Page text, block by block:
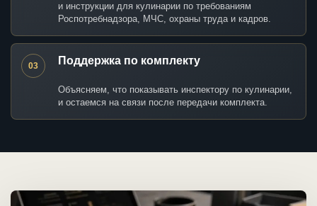
и инструкции для кулинарии по требованиям
Роспотребнадзора, МЧС, охраны труда и кадров.
03 Поддержка по комплекту
Объясняем, что показывать инспектору по кулинарии,
и остаемся на связи после передачи комплекта.